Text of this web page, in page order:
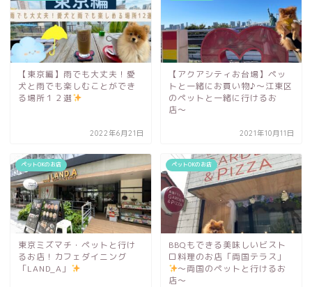
【東京編】雨でも大丈夫！愛
犬と雨でも楽しむことができ
る場所１２選
2022年6月21日
【アクアシティお台場】ペッ
トと一緒にお買い物♪〜江東区
のペットと一緒に行けるお
店〜
2021年10月11日
ペットOKのお店
東京ミズマチ・ペットと行け
るお店！カフェダイニング
「LAND_A」
ペットOKのお店
BBQもできる美味しいビスト
ロ料理のお店「両国テラス」
〜両国のペットと行けるお
店〜